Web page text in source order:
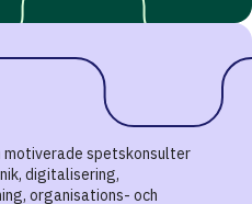
motiverade spetskonsulter
digitalisering,
organisations- och